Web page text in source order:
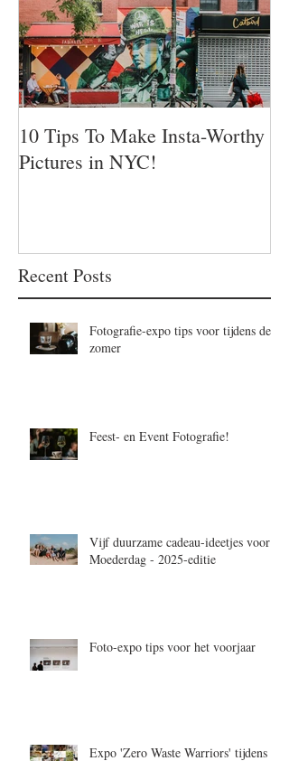
10 Tips To Make Insta-Worthy
Pictures in NYC!
Recent Posts
Fotografie-expo tips voor tijdens de
zomer
Feest- en Event Fotografie!
Vijf duurzame cadeau-ideetjes voor
Moederdag - 2025-editie
Foto-expo tips voor het voorjaar
Expo 'Zero Waste Warriors' tijdens